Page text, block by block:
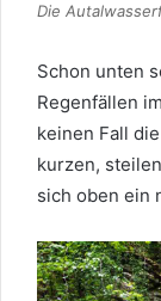
Die
Schon unten
Regenfällen
keinen Fall
kurzen,
sich oben ein